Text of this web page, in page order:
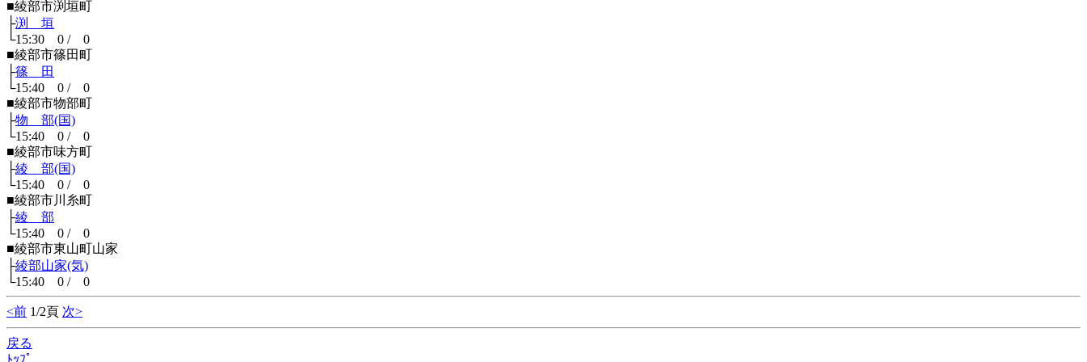
■綾部市渕垣町
├渕 垣
└15:30 0 / 0
■綾部市篠田町
├篠 田
└15:40 0 / 0
■綾部市物部町
├物 部(国)
└15:40 0 / 0
■綾部市味方町
├綾 部(国)
└15:40 0 / 0
■綾部市川糸町
├綾 部
└15:40 0 / 0
■綾部市東山町山家
├綾部山家(気)
└15:40 0 / 0
<前 1/2頁 次>
戻る
ﾄｯﾌﾟ